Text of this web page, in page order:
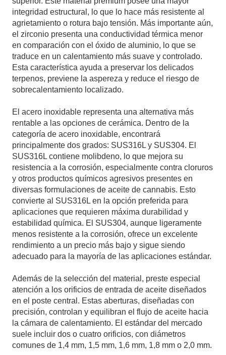
integridad estructural, lo que lo hace más resistente al
agrietamiento o rotura bajo tensión. Más importante aún,
el zirconio presenta una conductividad térmica menor
en comparación con el óxido de aluminio, lo que se
traduce en un calentamiento más suave y controlado.
Esta característica ayuda a preservar los delicados
terpenos, previene la aspereza y reduce el riesgo de
sobrecalentamiento localizado.
El acero inoxidable representa una alternativa más
rentable a las opciones de cerámica. Dentro de la
categoría de acero inoxidable, encontrará
principalmente dos grados: SUS316L y SUS304. El
SUS316L contiene molibdeno, lo que mejora su
resistencia a la corrosión, especialmente contra cloruros
y otros productos químicos agresivos presentes en
diversas formulaciones de aceite de cannabis. Esto
convierte al SUS316L en la opción preferida para
aplicaciones que requieren máxima durabilidad y
estabilidad química. El SUS304, aunque ligeramente
menos resistente a la corrosión, ofrece un excelente
rendimiento a un precio más bajo y sigue siendo
adecuado para la mayoría de las aplicaciones estándar.
Además de la selección del material, preste especial
atención a los orificios de entrada de aceite diseñados
en el poste central. Estas aberturas, diseñadas con
precisión, controlan y equilibran el flujo de aceite hacia
la cámara de calentamiento. El estándar del mercado
suele incluir dos o cuatro orificios, con diámetros
comunes de 1,4 mm, 1,5 mm, 1,6 mm, 1,8 mm o 2,0 mm.